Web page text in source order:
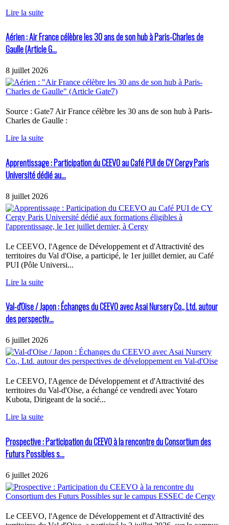
Lire la suite
Aérien : Air France célèbre les 30 ans de son hub à Paris-Charles de
Gaulle (Article G...
8 juillet 2026
Source : Gate7 Air France célèbre les 30 ans de son hub à Paris-
Charles de Gaulle :
Lire la suite
Apprentissage : Participation du CEEVO au Café PUI de CY Cergy Paris
Université dédié au...
8 juillet 2026
Le CEEVO, l'Agence de Développement et d'Attractivité des
territoires du Val d'Oise, a participé, le 1er juillet dernier, au Café
PUI (Pôle Universi...
Lire la suite
Val-d'Oise / Japon : Échanges du CEEVO avec Asai Nursery Co., Ltd. autour
des perspectiv...
6 juillet 2026
Le CEEVO, l'Agence de Développement et d'Attractivité des
territoires du Val-d'Oise, a échangé ce vendredi avec Yotaro
Kubota, Dirigeant de la socié...
Lire la suite
Prospective : Participation du CEEVO à la rencontre du Consortium des
Futurs Possibles s...
6 juillet 2026
Le CEEVO, l'Agence de Développement et d'Attractivité des